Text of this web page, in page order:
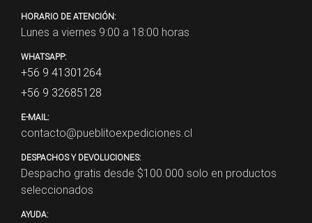
HORARIO DE ATENCIÓN:
Lunes a viernes 9:00 a 18:00 horas
WHATSAPP:
+56 9 41301264
+56 9 32685128
E-MAIL:
contacto@pueblitoexpediciones.cl
DESPACHOS Y DEVOLUCIONES:
Despacho gratis desde $100.000 solo en productos
seleccionados
AYUDA: